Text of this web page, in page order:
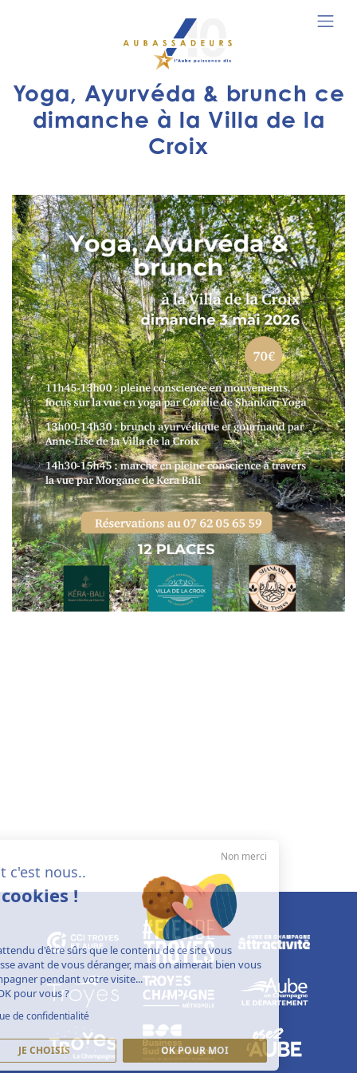
Yoga, Ayurvéda & brunch ce
dimanche à la Villa de la
Croix
Salut c'est nous..
les cookies !
On a attendu d'être sûrs que le contenu de ce site vous
intéresse avant de vous déranger, mais on aimerait bien vous
accompagner pendant votre visite...
C'est OK pour vous ?
Politique de confidentialité
JE CHOISIS OK POUR MOI